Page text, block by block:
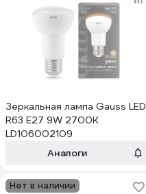
Зеркальная лампа Gauss LED
R63 E27 9W 2700K
LD106002109
Аналоги
Нет в наличии